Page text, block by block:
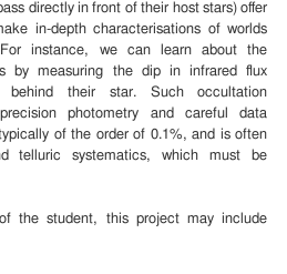
directly in front of their host stars) offer
in-depth characterisations of worlds
instance, we can learn about the
by measuring the dip in infrared flux
behind their star. Such occultation
photometry and careful data
of the order of 0.1%, and is often
telluric systematics, which must be
the student, this project may include